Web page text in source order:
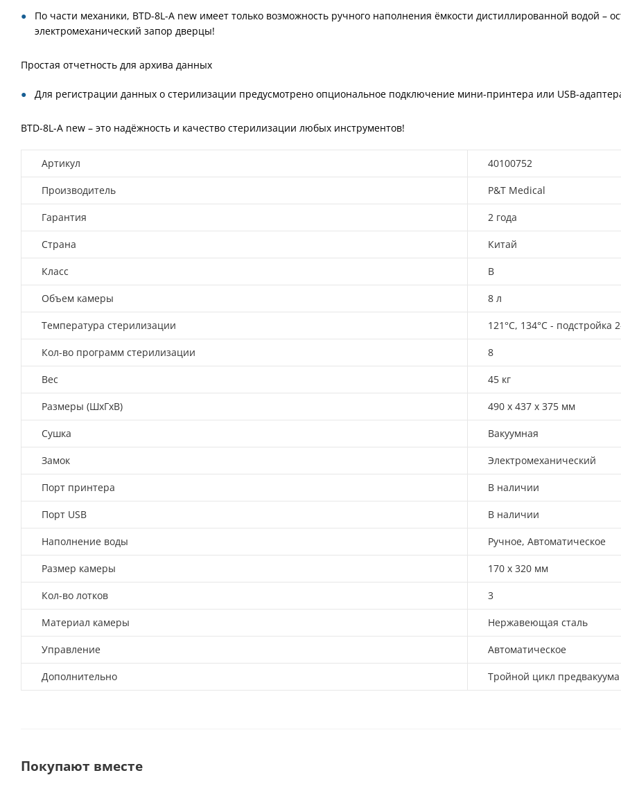
По части механики, BTD-8L-A new имеет только возможность ручного наполнения ёмкости дистиллированной водой –
электромеханический запор дверцы!
Простая отчетность для архива данных
Для регистрации данных о стерилизации предусмотрено опциональное подключение мини-принтера или USB-
BTD-8L-A new – это надёжность и качество стерилизации любых инструментов!
Артикул 40100752
Производитель P&T Medical
Гарантия 2 года
Страна Китай
Класс B
Объем камеры 8 л
Температура стерилизации 121°C, 134°C - подстройка
Кол-во программ стерилизации 8
Вес 45 кг
Размеры (ШхГхВ) 490 х 437 х 375 мм
Сушка Вакуумная
Замок Электромеханический
Порт принтера В наличии
Порт USB В наличии
Наполнение воды Ручное, Автоматическое
Размер камеры 170 х 320 мм
Кол-во лотков 3
Материал камеры Нержавеющая сталь
Управление Автоматическое
Дополнительно Тройной цикл предвакуума
Покупают вместе